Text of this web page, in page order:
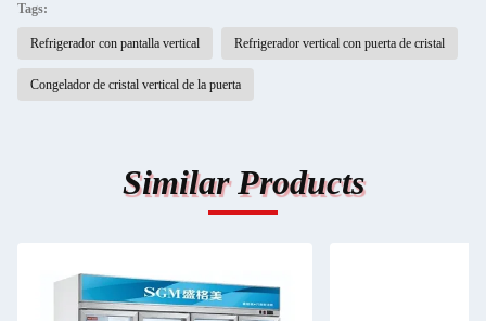
Tags:
Refrigerador con pantalla vertical Refrigerador vertical con puerta de cristal
Congelador de cristal vertical de la puerta
Similar Products